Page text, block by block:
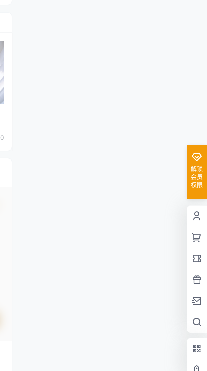
0
解锁
会员
权限